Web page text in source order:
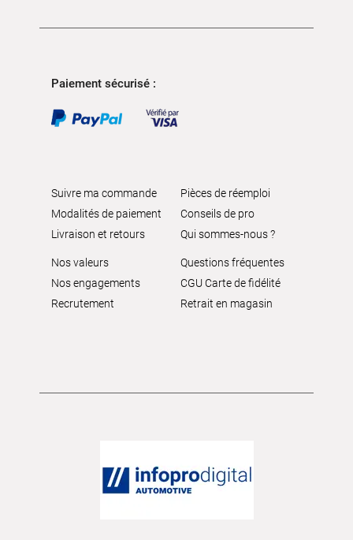
Paiement sécurisé :
Suivre ma commande
Modalités de paiement
Livraison et retours
Pièces de réemploi
Conseils de pro
Qui sommes-nous ?
Nos valeurs
Nos engagements
Recrutement
Questions fréquentes
CGU Carte de fidélité
Retrait en magasin